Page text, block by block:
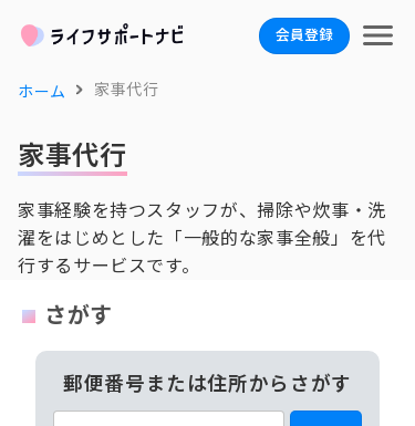
会員登録
ホーム 家事代行
家事代行
家事経験を持つスタッフが、掃除や炊事・洗
濯をはじめとした「一般的な家事全般」を代
行するサービスです。
さがす
郵便番号または住所からさがす